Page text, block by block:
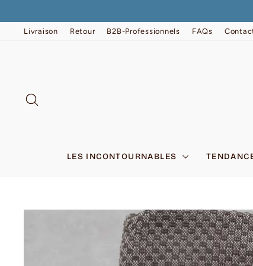
contenuLivraison Retour B2B-Professionnels FAQs
LES INCONTOURNABLES